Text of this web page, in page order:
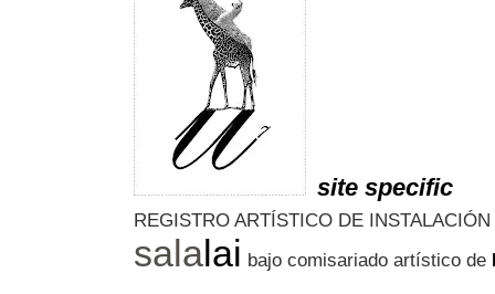
site specific
REGISTRO ARTÍSTICO DE
salalai bajo comisariado artístico de